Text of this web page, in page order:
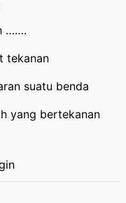
…….
tekanan
suatu benda
yang bertekanan